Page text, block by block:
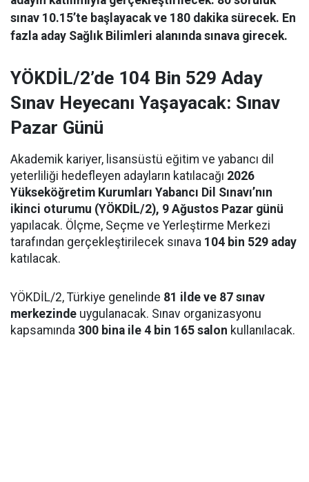
sınav 10.15’te başlayacak ve 180 dakika sürecek. En
fazla aday Sağlık Bilimleri alanında sınava girecek.
YÖKDİL/2’de 104 Bin 529 Aday
Sınav Heyecanı Yaşayacak: Sınav
Pazar Günü
Akademik kariyer, lisansüstü eğitim ve yabancı dil
yeterliliği hedefleyen adayların katılacağı 2026
Yükseköğretim Kurumları Yabancı Dil Sınavı’nın
ikinci oturumu (YÖKDİL/2), 9 Ağustos Pazar günü
yapılacak. Ölçme, Seçme ve Yerleştirme Merkezi
tarafından gerçekleştirilecek sınava 104 bin 529 aday
katılacak.
YÖKDİL/2, Türkiye genelinde 81 ilde ve 87 sınav
merkezinde uygulanacak. Sınav organizasyonu
kapsamında 300 bina ile 4 bin 165 salon kullanılacak.